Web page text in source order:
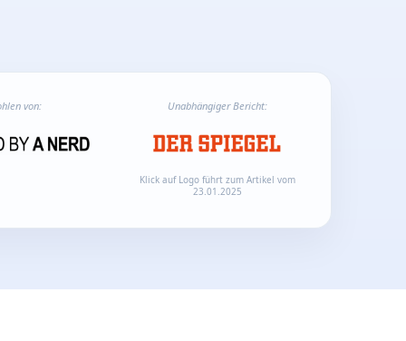
von: Unabhängiger Bericht:
Klick auf Logo führt zum Artikel vom
23.01.2025